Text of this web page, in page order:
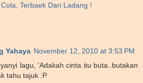
Terbaek Dari Ladang !
Yahaya November 12, 2010 at 3:53 PM
lagu, 'Adakah cinta itu buta..butakan
tahu tajuk :P